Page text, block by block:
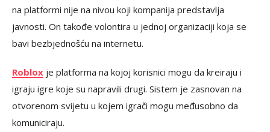
na platformi nije na nivou koji kompanija predstavlja
javnosti. On takođe volontira u jednoj organizaciji koja se
bavi bezbjednošću na internetu.
Roblox je platforma na kojoj korisnici mogu da kreiraju i
igraju igre koje su napravili drugi. Sistem je zasnovan na
otvorenom svijetu u kojem igrači mogu međusobno da
komuniciraju.